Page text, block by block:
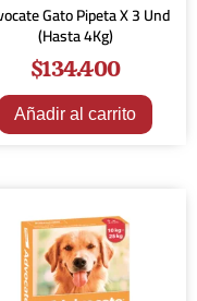
Gato Pipeta X 3 Und
(Hasta 4Kg)
$134.400
Añadir al carrito